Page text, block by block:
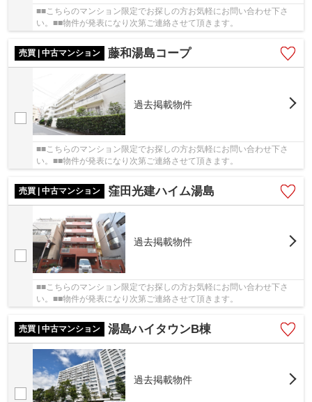
■■こちらのマンション限定でお探しの方お気軽にお問い合わせ下さ
い。■■物件が発表になり次第ご連絡させて頂きます。
売買 | 中古マンション 藤和湯島コープ
過去掲載物件
■■こちらのマンション限定でお探しの方お気軽にお問い合わせ下さ
い。■■物件が発表になり次第ご連絡させて頂きます。
売買 | 中古マンション 窪田光建ハイム湯島
過去掲載物件
■■こちらのマンション限定でお探しの方お気軽にお問い合わせ下さ
い。■■物件が発表になり次第ご連絡させて頂きます。
売買 | 中古マンション 湯島ハイタウンB棟
過去掲載物件